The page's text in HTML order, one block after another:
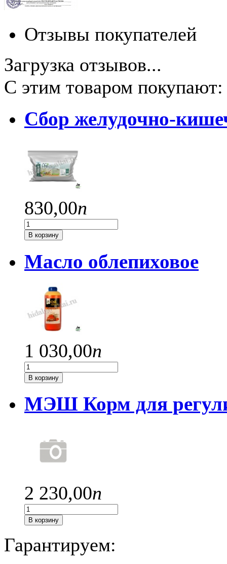
Отзывы покупателей
Загрузка отзывов...
С этим товаром покупают:
Сбор желудочно-
830,00п
В корзину
Масло облепиховое
1 030,00п
В корзину
МЭШ Корм для
2 230,00п
В корзину
Гарантируем: